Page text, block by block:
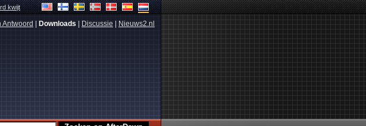
kwijt
Antwoord Downloads Discussie Nieuws2.nl